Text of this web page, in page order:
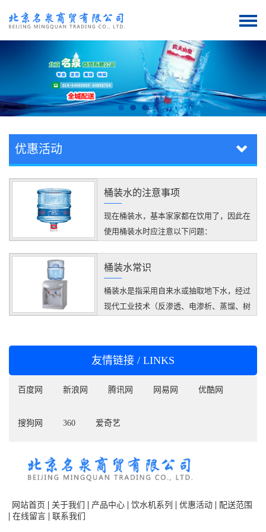
优惠活动
桶装水的注意事项
现在桶装水，基本家家都在饮用了，因此在
使用桶装水时应注意以下问题：
桶装水常识
桶装水是指采用自来水或抽取地下水，经过
现代工业技术（反渗透、电渗析、蒸馏、树
纯净水、矿泉水和矿物质水（由纯净水人工
加入矿物质而成）等。
友情链接 / LINKS
百度网 新浪网 腾讯网 网易网 优酷网
搜狗网 360 爱奇艺
网站首页 关于我们 产品中心 饮水机系列 优惠活动
配送范围
在线留言
联系我们